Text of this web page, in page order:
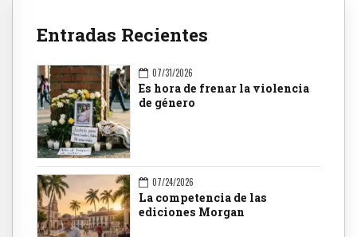
Entradas Recientes
07/31/2026
Es hora de frenar la violencia
de género
07/24/2026
La competencia de las
ediciones Morgan